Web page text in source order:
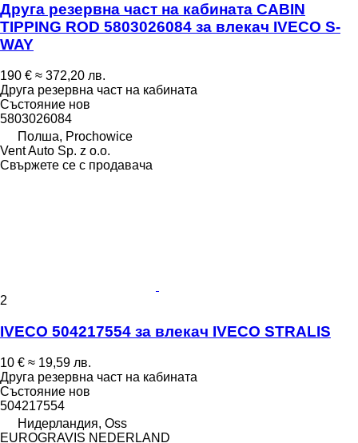
Друга резервна част на кабината CABIN
TIPPING ROD 5803026084 за влекач IVECO S-
WAY
190 € ≈ 372,20 лв.
Друга резервна част на кабината
Състояние нов
5803026084
Полша, Prochowice
Vent Auto Sp. z o.o.
Свържете се с продавача
2
IVECO 504217554 за влекач IVECO STRALIS
10 € ≈ 19,59 лв.
Друга резервна част на кабината
Състояние нов
504217554
Нидерландия, Oss
EUROGRAVIS NEDERLAND